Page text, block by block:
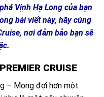
Vịnh Hạ Long của bạn
bài viết này, hãy cùng
nơi đảm bảo bạn sẽ
CRUISE
– Mong đợi hơn một